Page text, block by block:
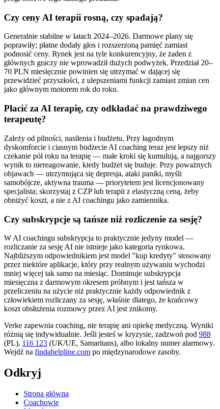
Czy ceny AI terapii rosną, czy spadają?
Generalnie stabilne w latach 2024–2026. Darmowe plany się
poprawiły; płatne dodały głos i rozszerzoną pamięć zamiast
podnosić ceny. Rynek jest na tyle konkurencyjny, że żaden z
głównych graczy nie wprowadził dużych podwyżek. Przedział 20–
70 PLN miesięcznie powinien się utrzymać w dającej się
przewidzieć przyszłości, z ulepszeniami funkcji zamiast zmian cen
jako głównym motorem rok do roku.
Płacić za AI terapię, czy odkładać na prawdziwego
terapeutę?
Zależy od pilności, nasilenia i budżetu. Przy łagodnym
dyskomforcie i ciasnym budżecie AI coaching teraz jest lepszy niż
czekanie pół roku na terapię — małe kroki się kumulują, a najgorszy
wynik to niereagowanie, kiedy budżet się buduje. Przy poważnych
objawach — utrzymująca się depresja, ataki paniki, myśli
samobójcze, aktywna trauma — priorytetem jest licencjonowany
specjalista; skorzystaj z CZP lub terapii z elastyczną ceną, żeby
obniżyć koszt, a nie z AI coachingu jako zamiennika.
Czy subskrypcje są tańsze niż rozliczenie za sesję?
W AI coachingu subskrypcja to praktycznie jedyny model —
rozliczanie za sesję AI nie istnieje jako kategoria rynkowa.
Najbliższym odpowiednikiem jest model "kup kredyty" stosowany
przez niektóre aplikacje, który przy realnym używaniu wychodzi
mniej więcej tak samo na miesiąc. Dominuje subskrypcja
miesięczna z darmowym okresem próbnym i jest tańsza w
przeliczeniu na użycie niż praktycznie każdy odpowiednik z
człowiekiem rozliczany za sesję, właśnie dlatego, że krańcowy
koszt obsłużenia rozmowy przez AI jest znikomy.
Verke zapewnia coaching, nie terapię ani opiekę medyczną. Wyniki
różnią się indywidualnie. Jeśli jesteś w kryzysie, zadzwoń pod 988
(PL), 116 123 (UK/UE, Samaritans), albo lokalny numer alarmowy.
Wejdź na findahelpline.com po międzynarodowe zasoby.
Odkryj
Strona główna
Coachowie